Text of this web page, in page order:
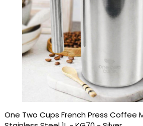
One Two Cups French Press Coffee